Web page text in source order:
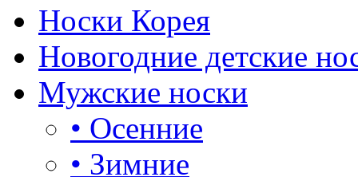
Носки Корея
Новогодние детские
Мужские носки
• Осенние
• Зимние